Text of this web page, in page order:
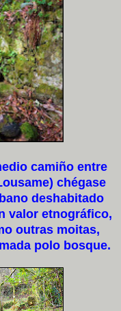
camiño entre
chégase
deshabitado
valor etnográfico,
outras moitas,
polo bosque.